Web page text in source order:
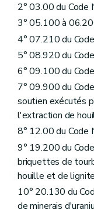
2° 03.00 du Code
3° 05.100 à
4° 07.210 du
5° 08.920 du
6° 09.100 du
7° 09.900 du
soutien exécutés
l'extraction de
8° 12.00 du Code
9° 19.200 du
briquettes de
houille et de
10° 20.130 du
de minerais